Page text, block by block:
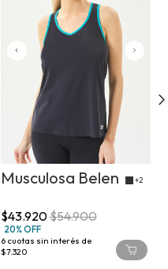
Musculosa Belen +2
$43.920$54.900
20% OFF
6 cuotas sin interés de
$7.320